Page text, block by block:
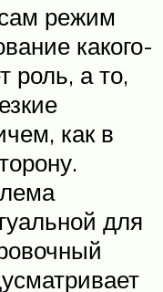
режим
какого-
роль, а то,
как в
для